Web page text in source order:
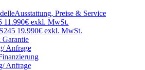
Ausstattung, Preise & Service
11.990€ exkl. MwSt.
19.990€ exkl. MwSt.
Garantie
Anfrage
Anfrage